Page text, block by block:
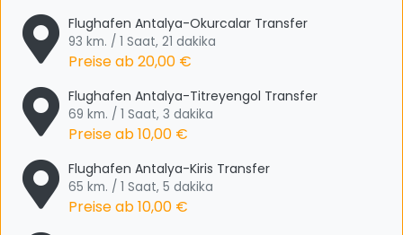
Flughafen Antalya-Okurcalar Transfer
93 km. / 1 Saat, 21 dakika
Preise ab20,00 €
Flughafen Antalya-Titreyengol Transfer
69 km. / 1 Saat, 3 dakika
Preise ab10,00 €
Flughafen Antalya-Kiris Transfer
65 km. / 1 Saat, 5 dakika
Preise ab10,00 €